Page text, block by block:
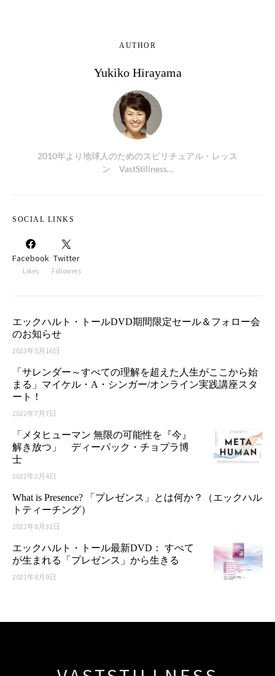
AUTHOR
Yukiko Hirayama
2010年より地球人のためのスピリチュアル・レッス
ン VastStillness…
SOCIAL LINKS
Facebook
Likes
Twitter
Followers
エックハルト・トールDVD期間限定セール＆フォロー会
のお知らせ
2023年5月16日
「サレンダー～すべての理解を超えた人生がここから始
まる」マイケル・A・シンガー/オンライン実践講座スタ
ート！
2022年7月7日
「メタヒューマン 無限の可能性を『今』
解き放つ」 ディーパック・チョプラ博
士
2022年2月4日
What is Presence? 「プレゼンス」とは何か？（エックハル
トティーチング）
2021年8月31日
エックハルト・トール最新DVD： すべて
が生まれる「プレゼンス」から生きる
2021年8月9日